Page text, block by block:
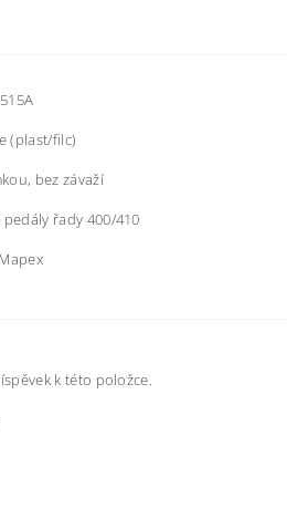
(plast/filc)
bez závaží
řady 400/410
k této položce.